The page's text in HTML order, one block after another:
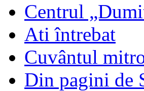
Centrul
Ati întrebat
Cuvântul
Din pagini de